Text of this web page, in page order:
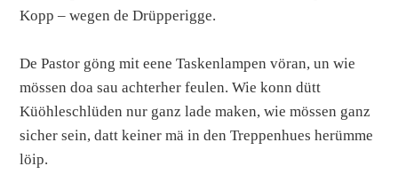
Kopp – wegen de Drüpperigge.
De Pastor göng mit eene Taskenlampen vöran, un wie
mössen doa sau achterher feulen. Wie konn dütt
Küöhleschlüden nur ganz lade maken, wie mössen ganz
sicher sein, datt keiner mä in den Treppenhues herümme
löip.